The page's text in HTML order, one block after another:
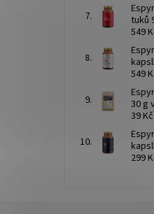
tuků
549
549
30 g
39 Kč
299